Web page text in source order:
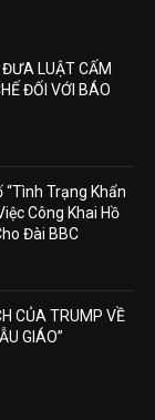
ĐƯA LUẬT CẤM
ĐỐI VỚI BÁO
Trạng Khẩn
Công Khai Hồ
Đài BBC
CỦA TRUMP VỀ
GIÁO”